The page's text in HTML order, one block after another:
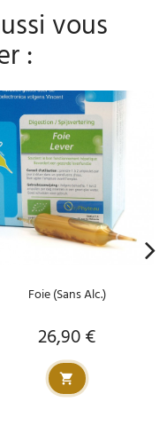
vous
:
Foie (Sans Alc.)
Prix
26,90 €